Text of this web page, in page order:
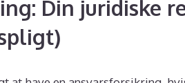
Din juridiske